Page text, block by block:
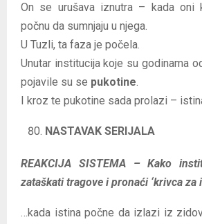
On se urušava iznutra – kada oni
počnu da sumnjaju u njega.
U Tuzli, ta faza je počela.
Unutar institucija koje su godinama
pojavile su se pukotine.
I kroz te pukotine sada prolazi –
NASTAVAK SERIJALA
REAKCIJA SISTEMA – Kako
zataškati tragove i pronaći ‘krivca za
…kada istina počne da izlazi iz